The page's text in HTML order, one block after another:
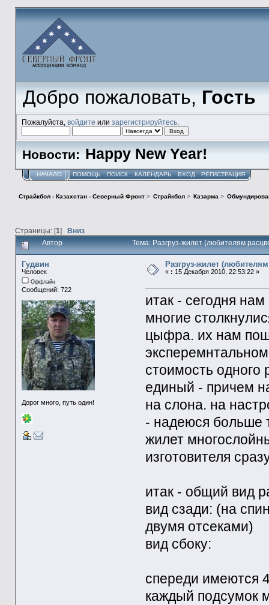
Добро пожаловать,Гость
Пожалуйста, войдите или зарегистрируйтесь.
Новости: Happy New Year!
НАЧАЛО ПОМОЩЬ ПОИСК КАЛЕНДАРЬ ВХОД РЕГИСТРАЦИЯ
Страйкбол - Казахстан - Северный Фронт> Страйкбол > Казарма >
Страницы: [1] Вниз
Автор Тема: Разгруз-жилет (любителям
Гудвин
Человек
Оффлайн
Сообщений: 722
Дорог много, путь один!
Разгруз-жилет
« : 15 Декабря 2010, 22:53:22 »
итак - сегодня
многие
цыфра. их нам
стоимость одного
единый - причем
на слона. на
- надеюся больше
жилет
изготовителя
итак - общий вид
вид сзади: (на
двумя отсеками)
вид сбоку:
спереди имеются
каждый подсумок